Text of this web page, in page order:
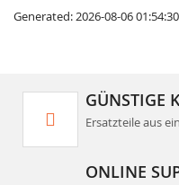
Generated: 2026-08-06 01:54:30
GÜNSTIGE
Ersatzteile aus
ONLINE